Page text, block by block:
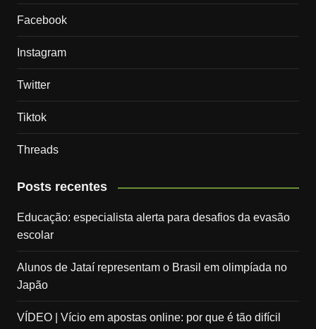
Facebook
Instagram
Twitter
Tiktok
Threads
Posts recentes
Educação: especialista alerta para desafios da evasão
escolar
Alunos de Jataí representam o Brasil em olimpíada no
Japão
VÍDEO | Vício em apostas online: por que é tão difícil